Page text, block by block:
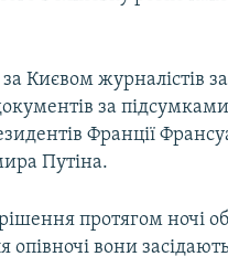
Києвом журналістів
за
Франції
Путіна.
протягом ночі
опівночі вони